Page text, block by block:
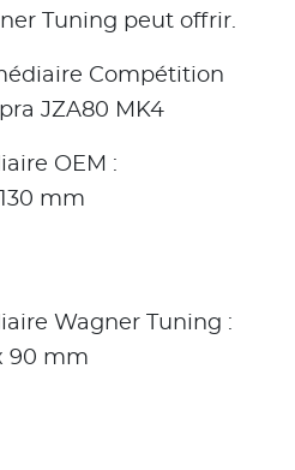
Tuning peut offrir.
Compétition
JZA80 MK4
OEM :
mm
Wagner Tuning :
90 mm